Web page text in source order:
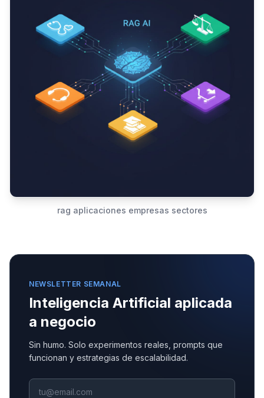
rag aplicaciones empresas sectores
NEWSLETTER SEMANAL
Inteligencia Artificial aplicada
a negocio
Sin humo. Solo experimentos reales, prompts que
funcionan y estrategias de escalabilidad.